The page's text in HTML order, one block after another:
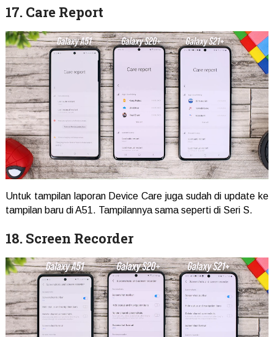
17. Care Report
Untuk tampilan laporan Device Care juga sudah di update ke
tampilan baru di A51. Tampilannya sama seperti di Seri S.
18. Screen Recorder